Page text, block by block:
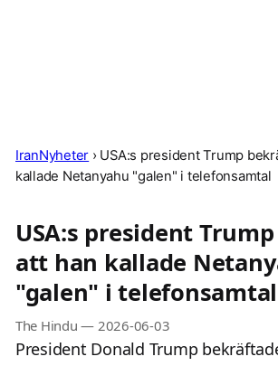
IranNyheter › USA:s president Trump
kallade Netanyahu "galen" i telefonsamtal
USA:s president
att han kallade
"galen" i telefonsamtal
The Hindu — 2026-06-03
President Donald Trump